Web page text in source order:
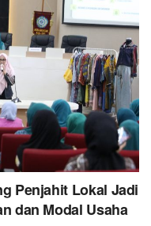
Penjahit Lokal Jadi
dan Modal Usaha